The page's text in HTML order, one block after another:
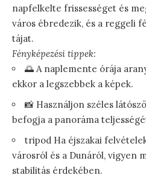
napfelkelte frissességet és
város ébredezik, és a reggeli
tájat.
Fényképezési tippek:
🌅 A naplemente órája
ekkor a legszebbek a képek.
📸 Használjon széles
befogja a panoráma
tripod Ha éjszakai
városról és a Dunáról, vigyen
stabilitás érdekében.